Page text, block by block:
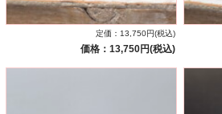
定価：13,750円(税込)
価格：13,750円(税込)